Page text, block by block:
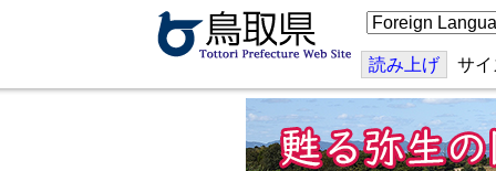
こ
の
ジ
を
翻
訳
す
る
読み上げ サ